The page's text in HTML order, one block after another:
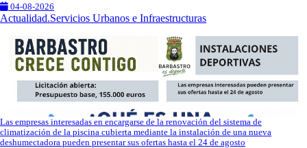
04-08-2026
Actualidad.Servicios Urbanos e Infraestructuras
Las empresas interesadas en encargarse de la renovación del sistema de
climatización de la piscina cubierta mediante la instalación de una nueva
deshumectadora pueden presentar sus ofertas hasta el 24 de agosto